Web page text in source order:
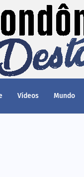
Vídeos Mundo